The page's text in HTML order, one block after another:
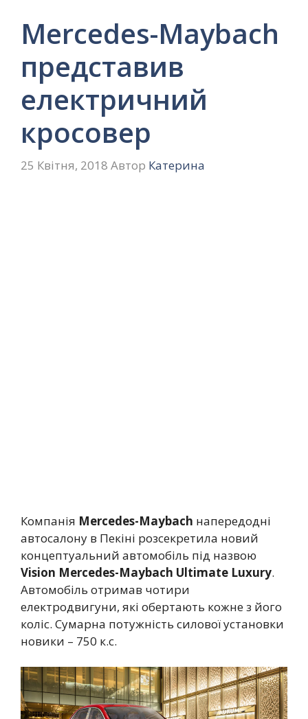
Mercedes-Maybach
представив
електричний
кросовер
25 Квітня, 2018 Автор Катерина
Компанія Mercedes-Maybach напередодні
автосалону в Пекіні розсекретила новий
концептуальний автомобіль під назвою
Vision Mercedes-Maybach Ultimate Luxury.
Автомобіль отримав чотири
електродвигуни, які обертають кожне з його
коліс. Сумарна потужність силової установки
новики – 750 к.с.